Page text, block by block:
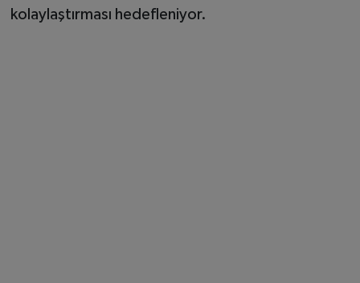
kolaylaştırması hedefleniyor.